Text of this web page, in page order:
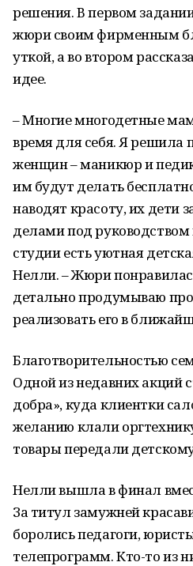
решения. В первом
жюри своим фирменным
уткой, а во втором
идее.
– Многие многодетные
время для себя. Я решила
женщин – маникюр и
им будут делать
наводят красоту, их дети
делами под руководством
студии есть уютная
Нелли. – Жюри
детально продумываю
реализовать его в
Благотворительностью
Одной из недавних акций
добра», куда клиентки
желанию клали
товары передали
Нелли вышла в финал
За титул замужней
боролись педагоги,
телепрограмм. Кто-то из